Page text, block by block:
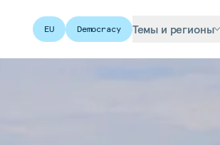
EU Democracy Темы и регионы